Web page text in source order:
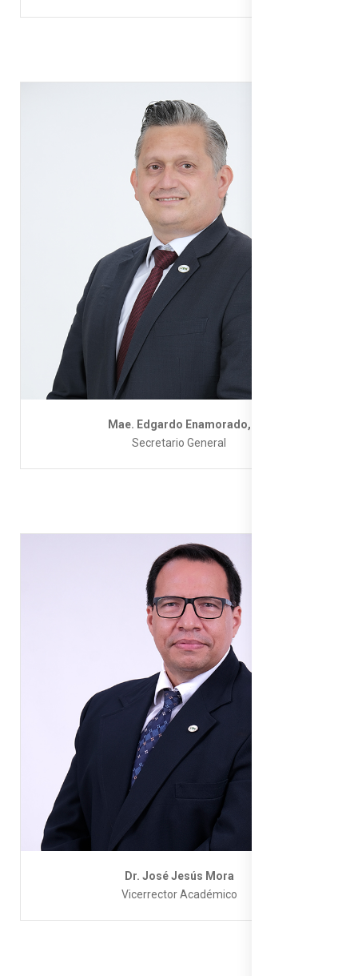
Mae. Edgardo Enamorado,
Secretario General
Dr. José Jesús Mora
Vicerrector Académico